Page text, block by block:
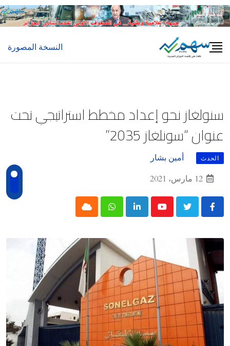
Skip
to
النسخة المصورة
سنولغاز نحو إعداد مخطط استراتيجي تحت
عنوان “سونلغاز 2035”
الحدث
أمين بشار
12 مارس، 2021
Youtube
LinkedIn
Whatsapp
Cloud